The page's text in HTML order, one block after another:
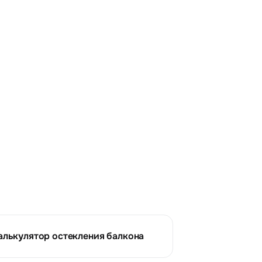
остекления балкона